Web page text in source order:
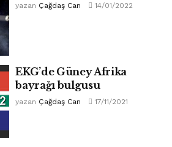
yazan Çağdaş Can 14/01/2022
EKG’de Güney Afrika
bayrağı bulgusu
yazan Çağdaş Can 17/11/2021